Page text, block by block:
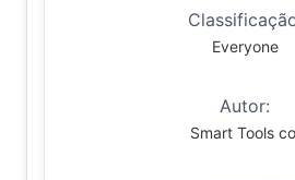
Everyone
Autor:
Smart Tools